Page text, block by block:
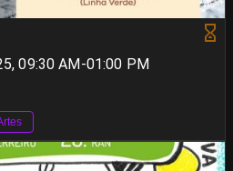
09:30 AM-01:00 PM